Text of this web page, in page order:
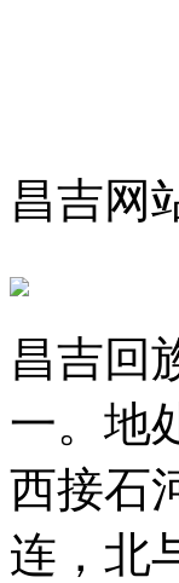
昌吉网
昌吉回
一。地
西接石
连，北